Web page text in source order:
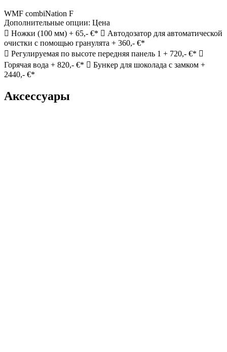
WMF combiNation F
Дополнительные опции: Цена
 Ножки (100 мм) + 65,- €*  Автодозатор для автоматической
очистки с помощью гранулята + 360,- €*
 Регулируемая по высоте передняя панель 1 + 720,- €* 
Горячая вода + 820,- €*  Бункер для шоколада с замком +
2440,- €*
Аксессуары